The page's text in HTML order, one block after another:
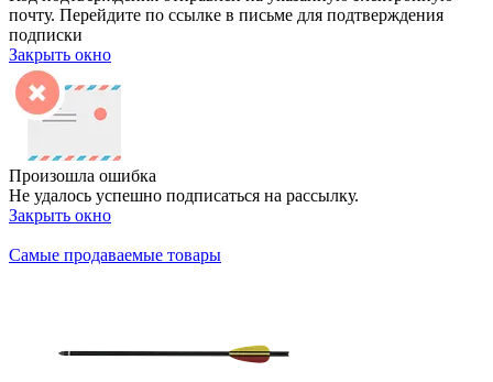
почту. Перейдите по ссылке в письме для подтверждения
подписки
Закрыть окно
Произошла ошибка
Не удалось успешно подписаться на рассылку.
Закрыть окно
Самые продаваемые товары